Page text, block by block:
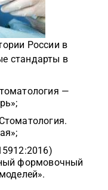
России в
стандарты в
—
формовочный